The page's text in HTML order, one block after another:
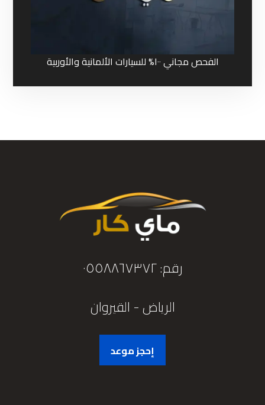
الفحص مجاني ١٠٠% للسيارات الألمانية والأوربية
رقم: ٠٥٥٨٨٦٧٣٧٢
الرياض - القيروان
إحجز موعد